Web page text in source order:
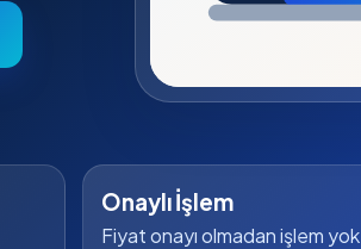
Onaylı İşlem
Fiyat onayı olmadan işlem yok